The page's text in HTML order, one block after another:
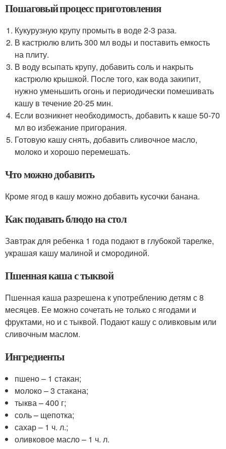
Пошаговый процесс приготовления
Кукурузную крупу промыть в воде 2-3 раза.
В кастрюлю влить 300 мл воды и поставить емкость
на плиту.
В воду всыпать крупу, добавить соль и накрыть
кастрюлю крышкой. После того, как вода закипит,
нужно уменьшить огонь и периодически помешивать
кашу в течение 20-25 мин.
Если возникнет необходимость, добавить к каше 50-70
мл во избежание пригорания.
Готовую кашу снять, добавить сливочное масло,
молоко и хорошо перемешать.
Что можно добавить
Кроме ягод в кашу можно добавить кусочки банана.
Как подавать блюдо на стол
Завтрак для ребенка 1 года подают в глубокой тарелке,
украшая кашу малиной и смородиной.
Пшенная каша с тыквой
Пшенная каша разрешена к употреблению детям с 8
месяцев. Ее можно сочетать не только с ягодами и
фруктами, но и с тыквой. Подают кашу с оливковым или
сливочным маслом.
Ингредиенты
пшено – 1 стакан;
молоко – 3 стакана;
тыква – 400 г;
соль – щепотка;
сахар – 1 ч. л.;
оливковое масло – 1 ч. л.